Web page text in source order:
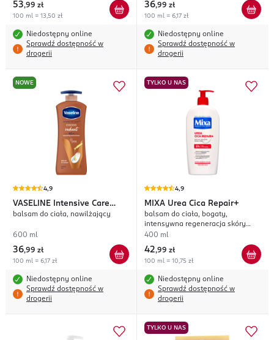
53,99 zł
100 ml = 13,50 zł
Niedostępny online
Sprawdź dostępność w
drogerii
36,99 zł
100 ml = 6,17 zł
Niedostępny online
Sprawdź dostępność w
drogerii
NOWE
4,9
VASELINE
Intensive Care
Cocoa Radiant
balsam do ciała, nawilżający
600 ml
36,99 zł
100 ml = 6,17 zł
Niedostępny online
Sprawdź dostępność w
drogerii
TYLKO U NAS
4,9
MIXA Urea Cica Repair+
balsam do ciała, bogaty,
intensywna regeneracja skóry
bardzo suchej
400 ml
42,99 zł
100 ml = 10,75 zł
Niedostępny online
Sprawdź dostępność w
drogerii
TYLKO U NAS